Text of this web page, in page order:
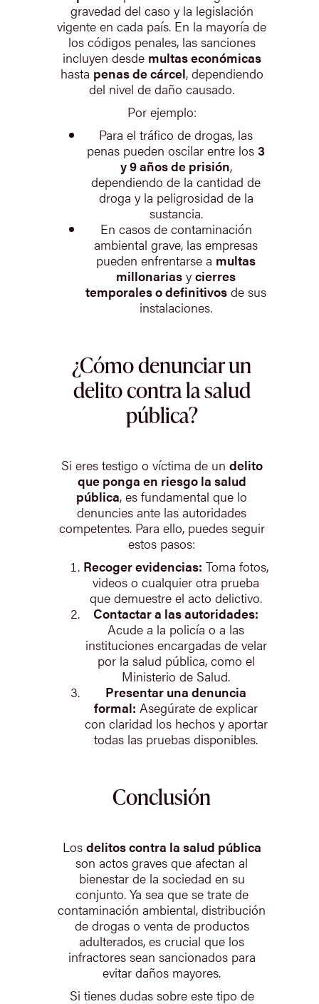
gravedad del caso y la legislación
vigente en cada país. En la mayoría de
los códigos penales, las sanciones
incluyen desde multas económicas
hasta penas de cárcel, dependiendo
del nivel de daño causado.
Por ejemplo:
Para el tráfico de drogas, las
penas pueden oscilar entre los3
y 9 años de prisión,
dependiendo de la cantidad de
droga y la peligrosidad de la
sustancia.
En casos de contaminación
ambiental grave, las empresas
pueden enfrentarse a multas
millonarias ycierres
temporales o definitivos de sus
instalaciones.
¿Cómo denunciar un
delito contra la salud
pública?
Si eres testigo o víctima de un delito
que ponga en riesgo la salud
pública, es fundamental que lo
denuncies ante las autoridades
competentes. Para ello, puedes seguir
estos pasos:
Recoger evidencias: Toma fotos,
videos o cualquier otra prueba
que demuestre el acto delictivo.
Contactar a las autoridades:
Acude a la policía o a las
instituciones encargadas de velar
por la salud pública, como el
Ministerio de Salud.
Presentar una denuncia
formal: Asegúrate de explicar
con claridad los hechos y aportar
todas las pruebas disponibles.
Conclusión
Los delitos contra la salud pública
son actos graves que afectan al
bienestar de la sociedad en su
conjunto. Ya sea que se trate de
contaminación ambiental, distribución
de drogas o venta de productos
adulterados, es crucial que los
infractores sean sancionados para
evitar daños mayores.
Si tienes dudas sobre este tipo de